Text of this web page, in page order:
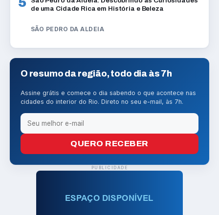
de uma Cidade Rica em História e Beleza
SÃO PEDRO DA ALDEIA
O resumo da região, todo dia às 7h
Assine grátis e comece o dia sabendo o que acontece nas
cidades do interior do Rio. Direto no seu e-mail, às 7h.
QUERO RECEBER
PUBLICIDADE